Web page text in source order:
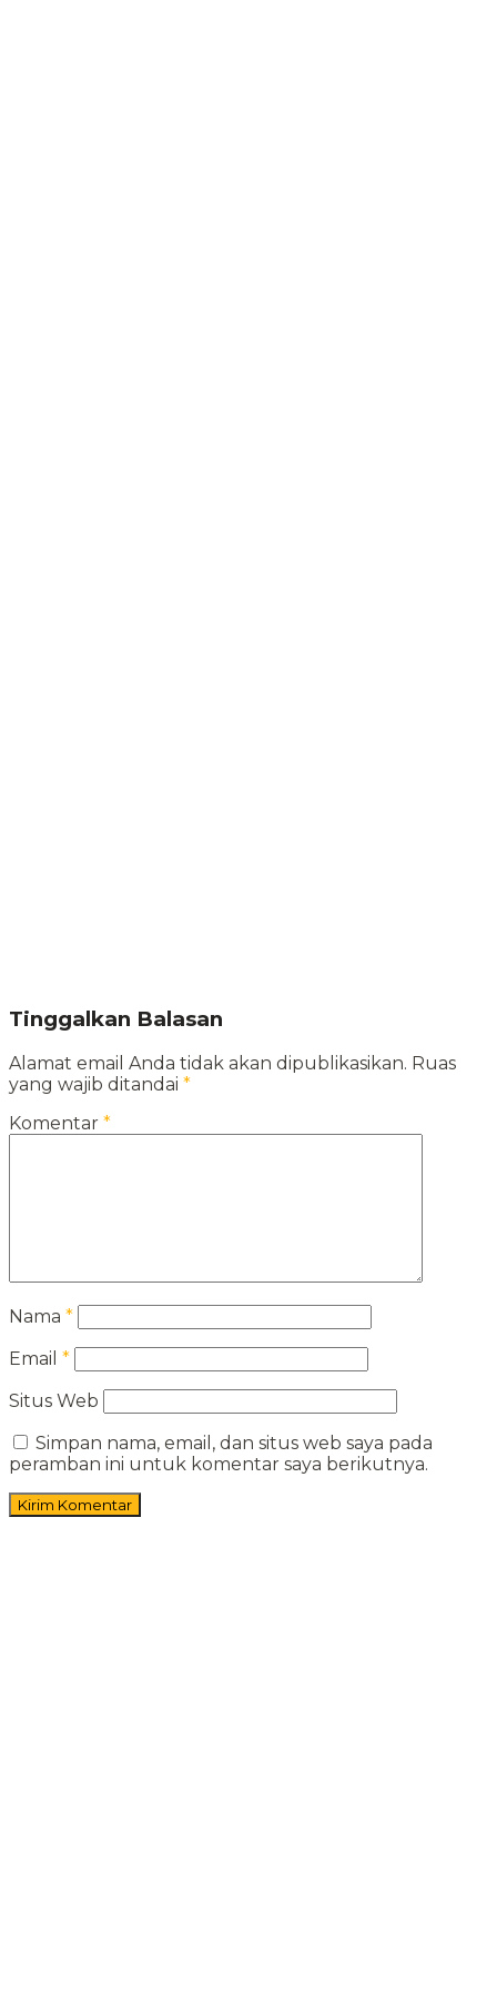
Tinggalkan Balasan
Alamat email Anda tidak akan dipublikasikan. Ruas
yang wajib ditandai *
Komentar *
Nama *
Email *
Situs Web
Simpan nama, email, dan situs web saya pada
peramban ini untuk komentar saya berikutnya.